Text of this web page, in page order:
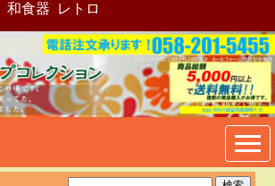
和食器 レトロ
ロポップ食器生活雑
＠フリマート